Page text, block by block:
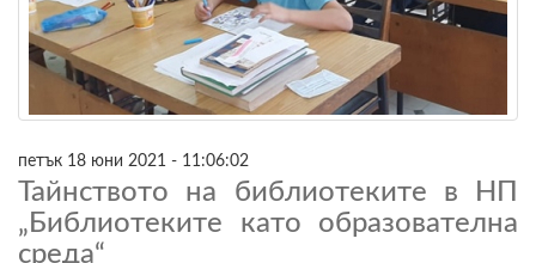
петък 18 юни 2021 - 11:06:02
Тайнството на библиотеките в НП
„Библиотеките като образователна
среда“